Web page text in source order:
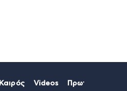
Καιρός Videos Πρωτοσέλιδα